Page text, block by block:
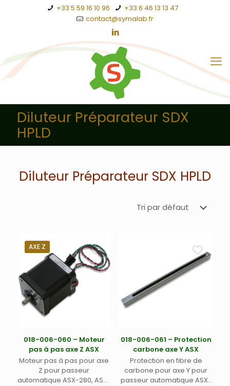
+33 5 59 16 10 96
+33 6 46 13 13 47
contact@symalab.fr
Diluteur Préparateur SDX
HPLD
Diluteur Préparateur SDX HPLD
AXE Z
018-006-060 – Moteur
pas à pas axe Z ASX
Moteur pas à pas pour axe
Z pour passeur
automatique ASX-280, ASX-
018-006-061 – Protection
carbone axe Y ASX
Protection en fibre de
carbone pour axe Y pour
passeur automatique ASX-